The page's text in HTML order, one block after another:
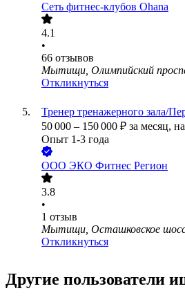
Сеть фитнес-клубов Ohana
4.1
•
66 отзывов
Мытищи, Олимпийский
Откликнуться
Тренер тренажерного зала/
50 000 – 150 000 ₽ за месяц,
Опыт 1-3 года
ООО ЭКО Фитнес Регион
3.8
•
1 отзыв
Мытищи, Осташковское
Откликнуться
Другие пользователи